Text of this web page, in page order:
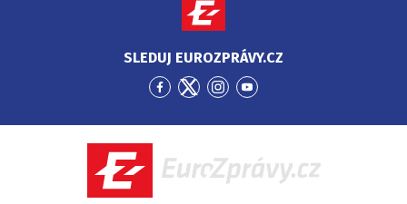
SLEDUJ EUROZPRÁVY.CZ
Přejít
Facebook
Přejít
Twitter
Přejít
Instagram
Přejít
YouTube
EuroZprávy.cz